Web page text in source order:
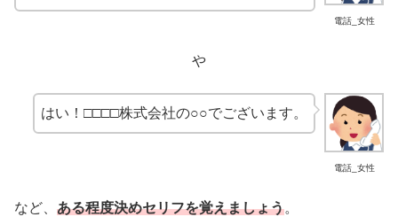
電話_女性
や
電話_女性
はい！□□□□株式会社の○○でございます。
など、 ある程度決めセリフを覚えましょう。